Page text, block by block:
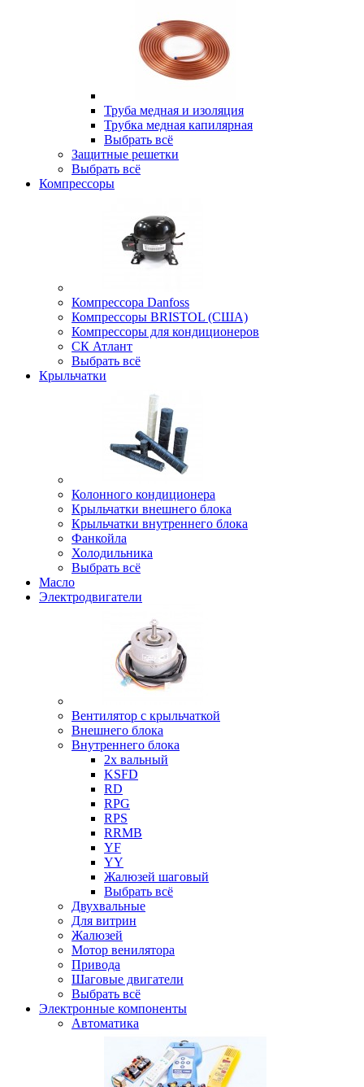
Труба медная и изоляция
Трубка медная капилярная
Выбрать всё
Защитные решетки
Выбрать всё
Компрессоры
Компрессора Danfoss
Компрессоры BRISTOL (США)
Компрессоры для кондиционеров
СК Атлант
Выбрать всё
Крыльчатки
Колонного кондиционера
Крыльчатки внешнего блока
Крыльчатки внутреннего блока
Фанкойла
Холодильника
Выбрать всё
Масло
Электродвигатели
Вентилятор с крыльчаткой
Внешнего блока
Внутреннего блока
2х вальный
KSFD
RD
RPG
RPS
RRMB
YF
YY
Жалюзей шаговый
Выбрать всё
Двухвальные
Для витрин
Жалюзей
Мотор венилятора
Привода
Шаговые двигатели
Выбрать всё
Электронные компоненты
Автоматика